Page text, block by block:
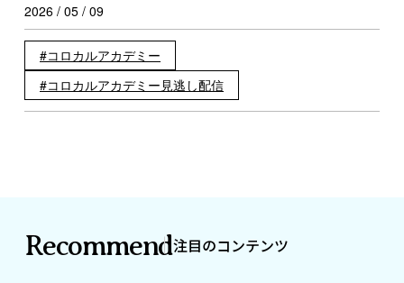
2026 / 05 / 09
コロカルアカデミー
コロカルアカデミー見逃し配信
Recommend注目のコンテンツ